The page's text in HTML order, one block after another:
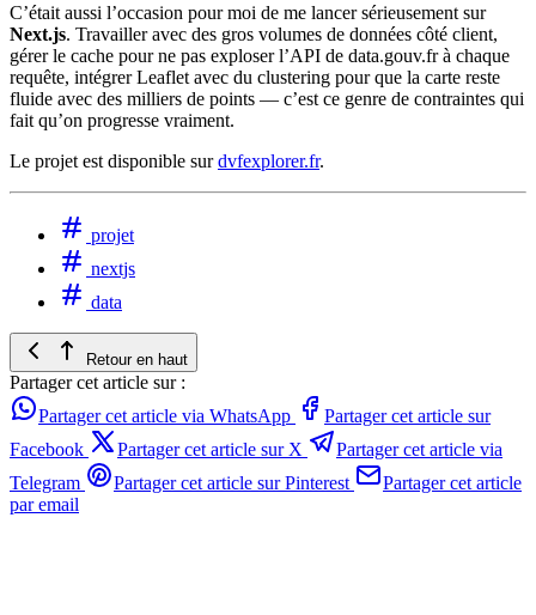
C’était aussi l’occasion pour moi de me lancer sérieusement sur
Next.js. Travailler avec des gros volumes de données côté client,
gérer le cache pour ne pas exploser l’API de data.gouv.fr à chaque
requête, intégrer Leaflet avec du clustering pour que la carte reste
fluide avec des milliers de points — c’est ce genre de contraintes qui
fait qu’on progresse vraiment.
Le projet est disponible surdvfexplorer.fr.
projet
nextjs
data
Retour en haut
Partager cet article sur :
Partager cet article via WhatsApp
Partager cet article sur
Facebook
Partager cet article sur X
Partager cet article via
Telegram
Partager cet article sur Pinterest
Partager cet article
par email